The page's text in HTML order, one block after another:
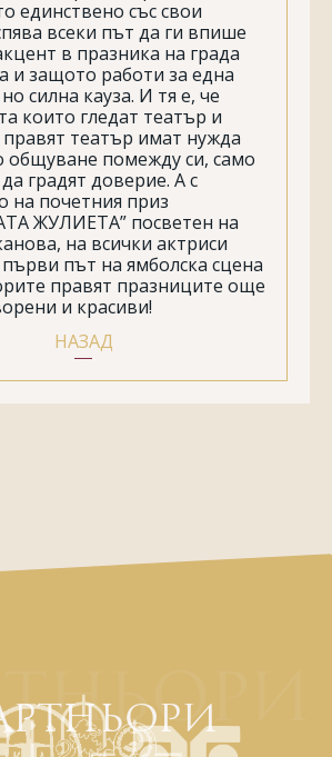
единствено със свои
всеки път да ги впише
в празника на града
и защото работи за една
силна кауза. И тя е, че
които гледат театър и
театър имат нужда
общуване помежду си, само
градят доверие. А с
на почетния приз
ЖУЛИЕТА” посветен на
на всички актриси
път на ямболска сцена
правят празниците още
и красиви!
НАЗАД